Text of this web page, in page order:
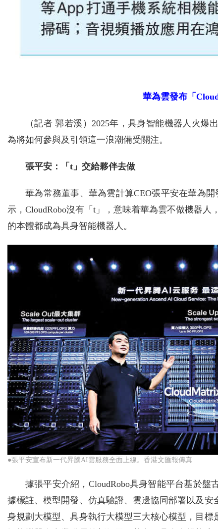
華為雲發布「
（記者 郭若溪）2025年，具身智能機器人火
為將如何參與及引領這一浪潮備受關注。
張平安：「t」交給夥伴去做
華為常務董事、華為雲計算CEO張平安在華為
示，CloudRobo沒有「t」，意味着華為雲不做機器
的本體都成為具身智能機器人。
●張平安宣布新一代昇騰AI雲服務全面上線。香港文匯報傳真
據張平安介紹，CloudRobo具身智能平台基於
據標註、模型開發、仿真驗證、雲邊協同部署以及
身規劃大模型、具身執行大模型三大核心模型，目